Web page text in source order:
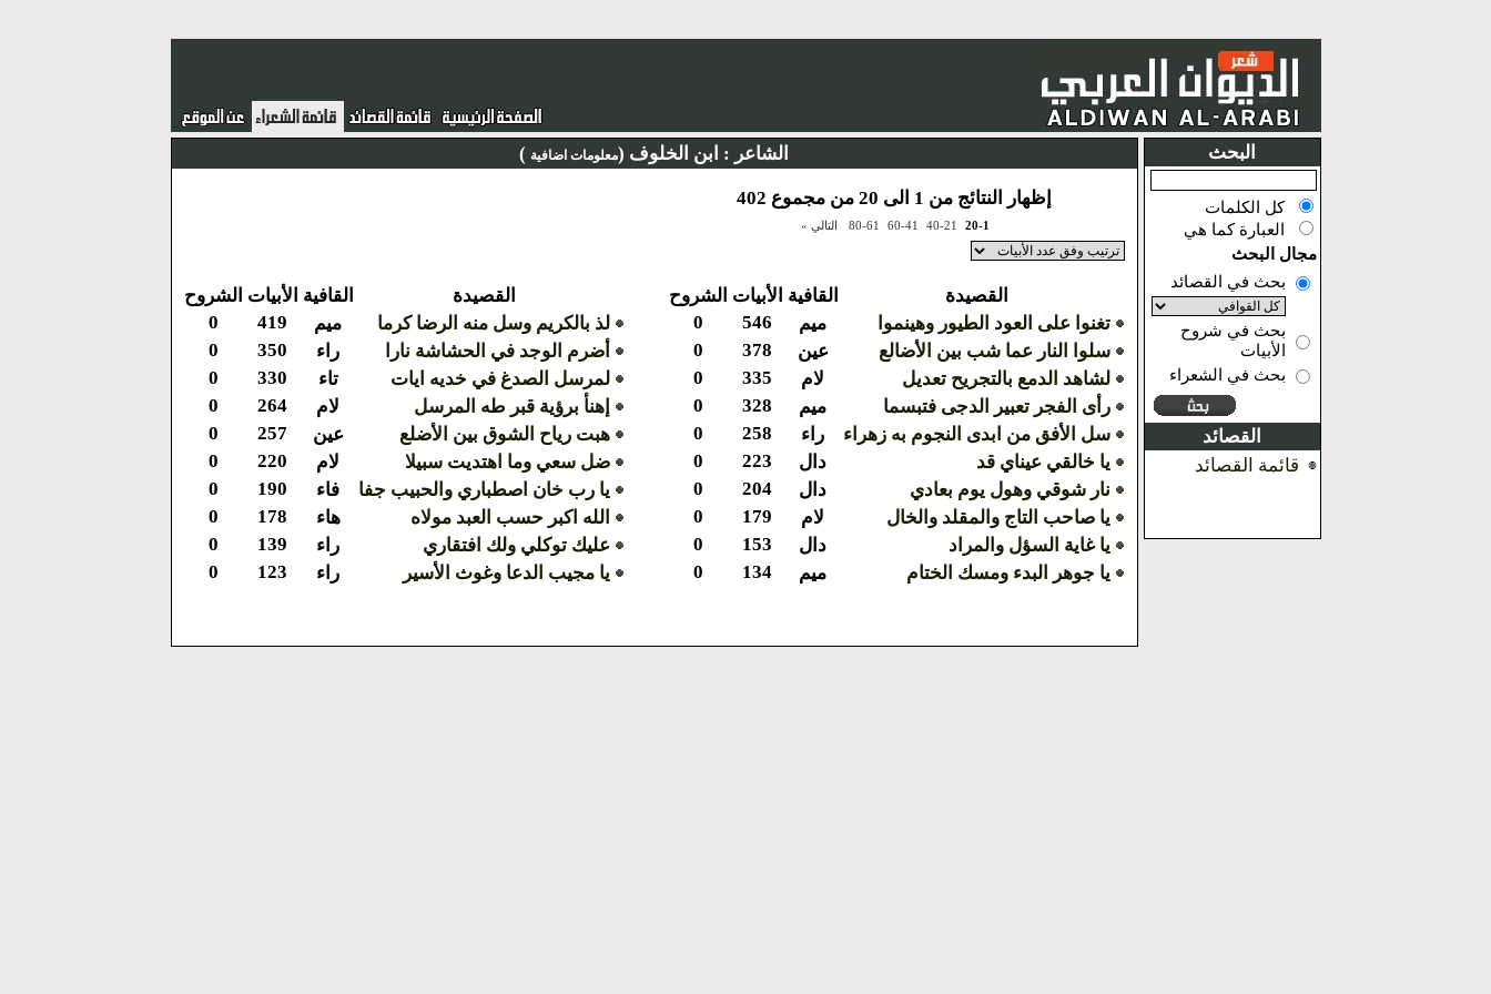
البحث
كل الكلمات
العبارة كما هي
مجال البحث
بحث في القصائد
بحث في شروح
الأبيات
بحث في الشعراء
القصائد
قائمة القصائد
الشاعر : ابن الخلوف (معلومات اضافية )
إظهار النتائج من 1 الى 20 من مجموع 402
20-1
40-21
60-41
80-61 التالي »
القصيدة القافية الأبيات الشروح القصيدة القافية الأبيات الشروح
تغنوا على العود الطيور وهينموا
ميم 546
0 لذ بالكريم وسل منه الرضا كرما ميم 419
0
سلوا النار عما شب بين الأضالع
عين 378
0 أضرم الوجد في الحشاشة نارا راء 350
0
لشاهد الدمع بالتجريح تعديل
لام 335
0 لمرسل الصدغ في خديه ايات تاء 330
0
رأى الفجر تعبير الدجى فتبسما
ميم 328
0 إهنأ برؤية قبر طه المرسل لام 264
0
سل الأفق من ابدى النجوم به زهراء
راء 258
0 هبت رياح الشوق بين الأضلع عين 257
0
يا خالقي عيناي قد
دال 223
0 ضل سعي وما اهتديت سبيلا لام 220
0
نار شوقي وهول يوم بعادي
دال 204
0 يا رب خان اصطباري والحبيب جفا فاء 190
0
يا صاحب التاج والمقلد والخال
لام 179
0 الله اكبر حسب العبد مولاه هاء 178
0
يا غاية السؤل والمراد
دال 153
0 عليك توكلي ولك افتقاري راء 139
0
يا جوهر البدء ومسك الختام
ميم 134
0 يا مجيب الدعا وغوث الأسير راء 123
0